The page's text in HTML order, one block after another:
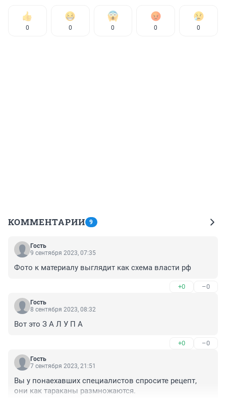
0 0 0 0 0
КОММЕНТАРИИ 9
Гость
9 сентября 2023, 07:35
Фото к материалу выглядит как схема власти рф
+0 –0
Гость
8 сентября 2023, 08:32
Вот это З А Л У П А
+0 –0
Гость
7 сентября 2023, 21:51
Вы у понаехавших специалистов спросите рецепт,
они как тараканы размножаются.